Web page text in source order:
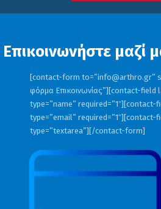
Επικοινωνήστε μαζί
[contact-form to=”info@arthro.gr”
φόρμα Επικοινωνίας”][contact-field
type=”name” required=”1″][contact-
type=”email” required=”1″][contact-
type=”textarea”][/contact-form]